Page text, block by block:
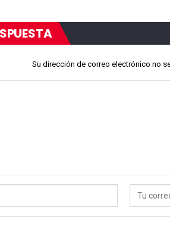
Su dirección de correo electrónico no